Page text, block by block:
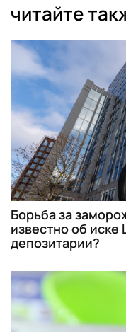
читайте
Борьба за
известно об
депозитарии?